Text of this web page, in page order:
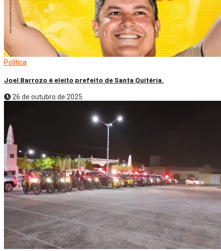
Política
Joel Barrozo é eleito prefeito de Santa Quitéria.
26 de outubro de 2025